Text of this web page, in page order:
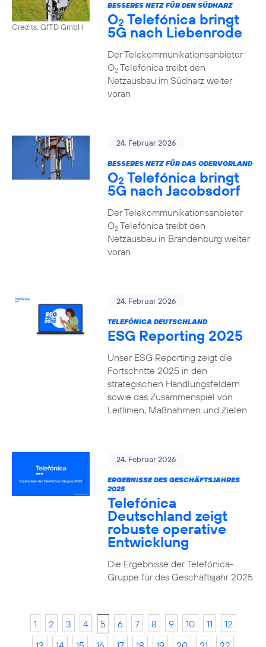
Credits: GfTD GmbH
BESSERES NETZ FÜR DEN SÜDHARZ
O2 Telefónica bringt
5G nach Liebenrode
Der Telekommunikationsanbieter
O2Telefónica treibt den
Netzausbau im Südharz weiter
voran
24. Februar 2026
BESSERES NETZ FÜR DAS ODERVORLAND
O2 Telefónica bringt
5G nach Jacobsdorf
Der Telekommunikationsanbieter
O2Telefónica treibt den
Netzausbau in Brandenburg weiter
voran
24. Februar 2026
TELEFÓNICA DEUTSCHLAND
ESG Reporting 2025
Unser ESG Reporting zeigt die
Fortschritte 2025 in den
strategischen Handlungsfeldern
sowie das Zusammenspiel von
Leitlinien, Maßnahmen und Zielen
24. Februar 2026
ERGEBNISSE DES GESCHÄFTSJAHRES
2025
Telefónica
Deutschland zeigt
robuste operative
Entwicklung
Die Ergebnisse der Telefónica-
Gruppe für das Geschäftsjahr 2025
1 2 3 4 5 6 7 8 9 10 11
12